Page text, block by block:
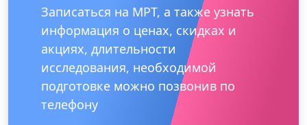
Записаться на МРТ, а также узнать
информация о ценах, скидках и
акциях, длительности
исследования, необходимой
подготовке можно позвонив по
телефону